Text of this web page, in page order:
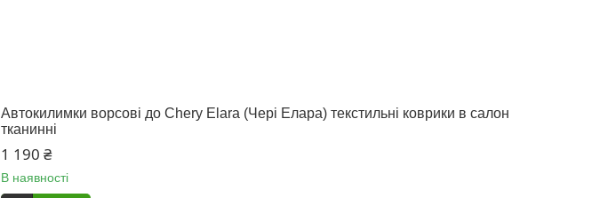
Автокилимки ворсові до Chery Elara (Чері Елара) текстильні коврики в салон
тканинні
1 190 ₴
В наявності